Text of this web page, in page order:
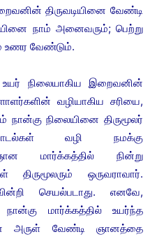
திருவடியினை வேண்டி
நாம் அனைவரும்; பெற்று
உணர வேண்டும்.
இறைவனின்
வழியாகிய சரியை,
நிலையினை திருமூலர்
வழி நமக்கு
ஞான மார்க்கத்தில் நின்று
ஒருவராவார்.
செயல்படாது. எனவே,
நான்கு மார்க்கத்தில் உயர்ந்த
அருள் வேண்டி ஞானத்தை